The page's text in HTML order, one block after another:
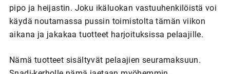
pipo ja heijastin. Joku ikäluokan vastuuhenkilöistä voi
käydä noutamassa pussin toimistolta tämän viikon
aikana ja jakakaa tuotteet harjoituksissa pelaajille.
Nämä tuotteet sisältyvät pelaajien seuramaksuun.